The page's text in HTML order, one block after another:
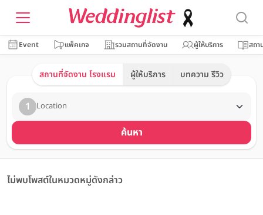
Event แพ็คเกจ รวมสถานที่จัดงาน ผู้ให้บริการ สถา
สถานที่จัดงาน โรงแรม ผู้ให้บริการ บทความ รีวิว
1 Location
ค้นหา
ไม่พบโพสต์ในหมวดหมู่ดังกล่าว